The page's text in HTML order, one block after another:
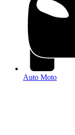
Auto Moto